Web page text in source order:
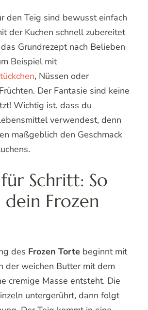
den Teig sind bewusst einfach
der Kuchen schnell zubereitet
Grundrezept nach Belieben
Beispiel mit
, Nüssen oder
Der Fantasie sind keine
Wichtig ist, dass du
verwendest, denn
maßgeblich den Geschmack
Schritt: So
Frozen
des Frozen Torte beginnt mit
der weichen Butter mit dem
cremige Masse entsteht. Die
untergerührt, dann folgt